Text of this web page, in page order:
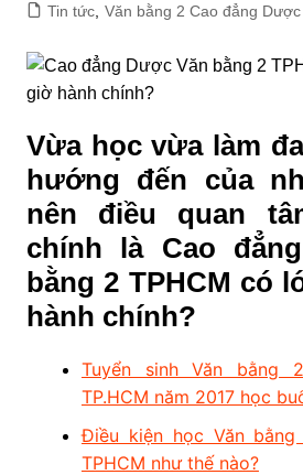
Tin tức, Văn bằng 2 Cao đẳng Dược
Vừa học vừa làm
hướng đến của
nên điều quan
chính là Cao
bằng 2 TPHCM có
hành chính?
Tuyển sinh Văn bằng
TP.HCM năm 2017 học
Điều kiện học Văn
TPHCM như thế nào?